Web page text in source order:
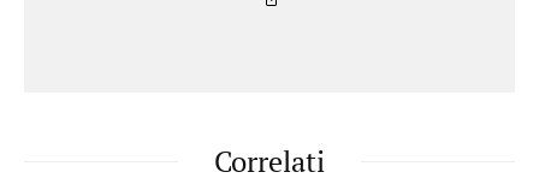
Correlati